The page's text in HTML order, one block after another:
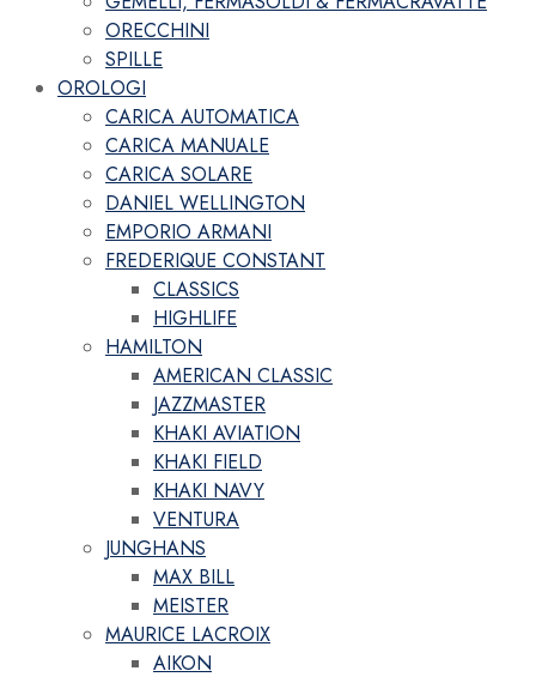
ORECCHINI
SPILLE
OROLOGI
CARICA AUTOMATICA
CARICA MANUALE
CARICA SOLARE
DANIEL WELLINGTON
EMPORIO ARMANI
FREDERIQUE CONSTANT
CLASSICS
HIGHLIFE
HAMILTON
AMERICAN CLASSIC
JAZZMASTER
KHAKI AVIATION
KHAKI FIELD
KHAKI NAVY
VENTURA
JUNGHANS
MAX BILL
MEISTER
MAURICE LACROIX
AIKON